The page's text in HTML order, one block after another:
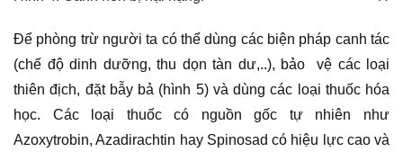
Để phòng trừ người ta có thể dùng các biện pháp canh tác
(chế độ dinh dưỡng, thu dọn tàn dư,..), bảo vệ các loại
thiên địch, đặt bẫy bả (hình 5) và dùng các loại thuốc hóa
học. Các loại thuốc có nguồn gốc tự nhiên như
Azoxytrobin, Azadirachtin hay Spinosad có hiệu lực cao và